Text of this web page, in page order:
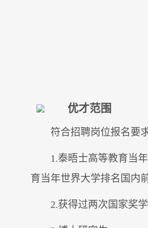
优才范围
符合招聘岗位报名要
1.泰晤士高等教育当
育当年世界大学排名国内
2.获得过两次国家奖